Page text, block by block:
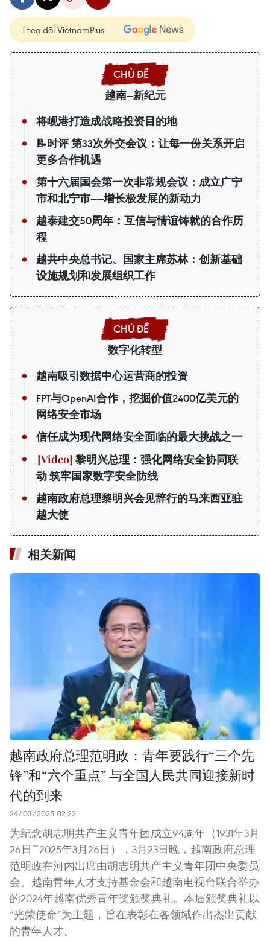
Theo dõi VietnamPlus
越南—新纪元
将岘港打造成战略投资目的地
📝时评 第33次外交会议：让每一份关系开启
更多合作机遇
第十六届国会第一次非常规会议：成立广宁
市和北宁市——增长极发展的新动力
越泰建交50周年：互信与情谊铸就的合作历
程
越共中央总书记、国家主席苏林：创新基础
设施规划和发展组织工作
数字化转型
越南吸引数据中心运营商的投资
FPT与OpenAI合作，挖掘价值2400亿美元的
网络安全市场
信任成为现代网络安全面临的最大挑战之一
黎明兴总理：强化网络安全协同联
动 筑牢国家数字安全防线
越南政府总理黎明兴会见辞行的马来西亚驻
越大使
相关新闻
越南政府总理范明政：青年要践行“三个先
锋”和“六个重点” 与全国人民共同迎接新时
代的到来
24/03/2025 02:22
为纪念胡志明共产主义青年团成立94周年（1931年3月
26日~2025年3月26日），3月23日晚，越南政府总理
范明政在河内出席由胡志明共产主义青年团中央委员
会、越南青年人才支持基金会和越南电视台联合举办
的2024年越南优秀青年奖颁奖典礼。本届颁奖典礼以
“光荣使命”为主题，旨在表彰在各领域作出杰出贡献
的青年人才。